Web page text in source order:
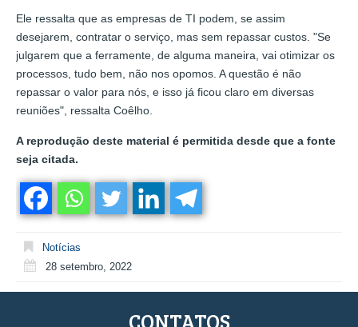
Ele ressalta que as empresas de TI podem, se assim
desejarem, contratar o serviço, mas sem repassar custos. "Se
julgarem que a ferramente, de alguma maneira, vai otimizar os
processos, tudo bem, não nos opomos. A questão é não
repassar o valor para nós, e isso já ficou claro em diversas
reuniões", ressalta Coêlho.
A reprodução deste material é permitida desde que a fonte
seja citada.
Notícias
28 setembro, 2022
CONTATOS